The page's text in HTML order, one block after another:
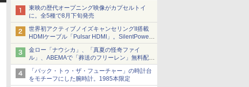
東映の歴代オープニング映像がカプセルトイ
に。全5種で8月下旬発売
世界初アクティブノイズキャンセリングII搭載
HDMIケーブル「Pulsar HDMI」。SilentPower
から
金ロー「ナウシカ」、「真夏の怪奇ファイ
ル」、ABEMAで「葬送のフリーレン」無料配信
など。夏の特番・配信情報
「バック・トゥ・ザ・フューチャー」の時計台
をモチーフにした腕時計。1985本限定